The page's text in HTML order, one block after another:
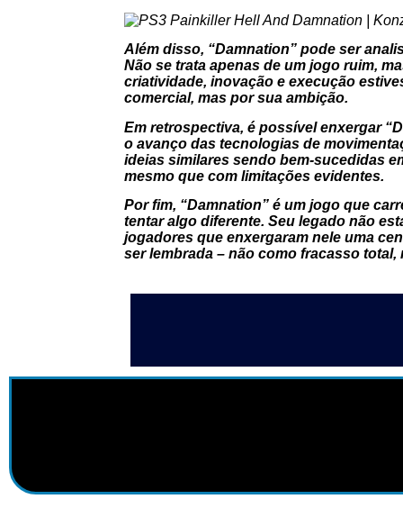
Além disso, “Damnation” pode ser
Não se trata apenas de um jogo ruim,
criatividade, inovação e execução
comercial, mas por sua ambição.
Em retrospectiva, é possível enxergar
o avanço das tecnologias de
ideias similares sendo bem-sucedidas
mesmo que com limitações evidentes.
Por fim, “Damnation” é um jogo que
tentar algo diferente. Seu legado não
jogadores que enxergaram nele uma
ser lembrada – não como fracasso